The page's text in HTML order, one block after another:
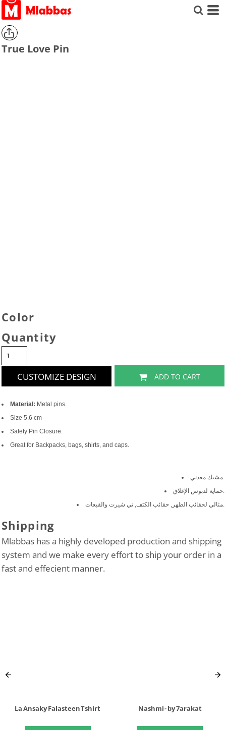
True Love Pin
Color
Quantity
CUSTOMIZE DESIGN ADD TO CART
Material: Metal pins.
Size 5.6 cm
Safety Pin Closure.
Great for Backpacks, bags, shirts, and caps.
مشبك معدني.
حماية لدبوس الإغلاق.
مثالي لحقائب الظهر, حقائب الكتف, تي شيرت والقبعات.
Shipping
Mlabbas has a highly developed production and shipping
system and we make every effort to ship your order in a
fast and effecient manner.
La Ansaky Falasteen Tshirt Nashmi - by 7arakat